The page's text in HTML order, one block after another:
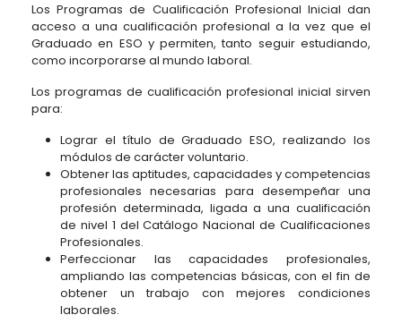
Los Programas de Cualificación Profesional Inicial dan
acceso a una cualificación profesional a la vez que el
Graduado en ESO y permiten, tanto seguir estudiando,
como incorporarse al mundo laboral.
Los programas de cualificación profesional inicial sirven
para:
Lograr el título de Graduado ESO, realizando los
módulos de carácter voluntario.
Obtener las aptitudes, capacidades y competencias
profesionales necesarias para desempeñar una
profesión determinada, ligada a una cualificación
de nivel 1 del Catálogo Nacional de Cualificaciones
Profesionales.
Perfeccionar las capacidades profesionales,
ampliando las competencias básicas, con el fin de
obtener un trabajo con mejores condiciones
laborales.